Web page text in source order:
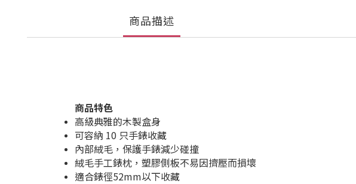
商品描述
商品特色
高級典雅的木製盒身
可容納 10 只手錶收藏
內部絨毛，保護手錶減少碰撞
絨毛手工錶枕，塑膠側板不易因擠壓而損壞
適合錶徑52mm以下收藏